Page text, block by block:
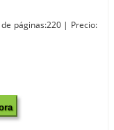
páginas:220 | Precio: